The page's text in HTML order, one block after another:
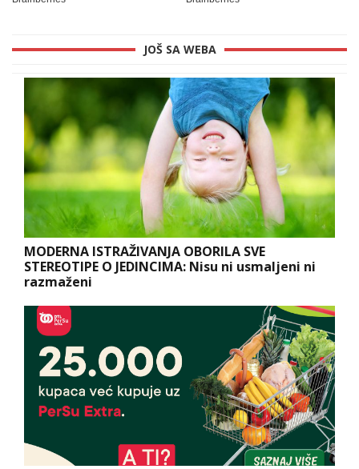
JOŠ SA WEBA
MODERNA ISTRAŽIVANJA OBORILA SVE
STEREOTIPE O JEDINCIMA: Nisu ni usmaljeni ni
razmaženi